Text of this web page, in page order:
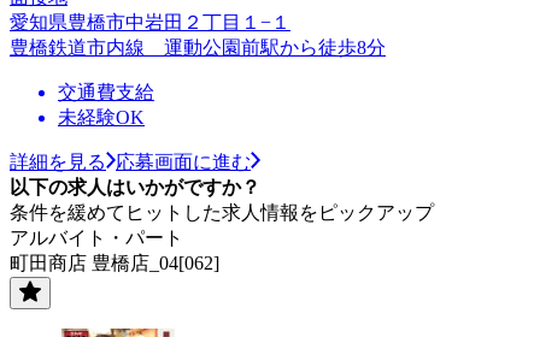
愛知県豊橋市中岩田２丁目１−１
豊橋鉄道市内線 運動公園前駅から徒歩8分
交通費支給
未経験OK
詳細を見る
応募画面に進む
以下の求人はいかがですか？
条件を緩めてヒットした求人情報をピックアップ
アルバイト・パート
町田商店 豊橋店_04[062]